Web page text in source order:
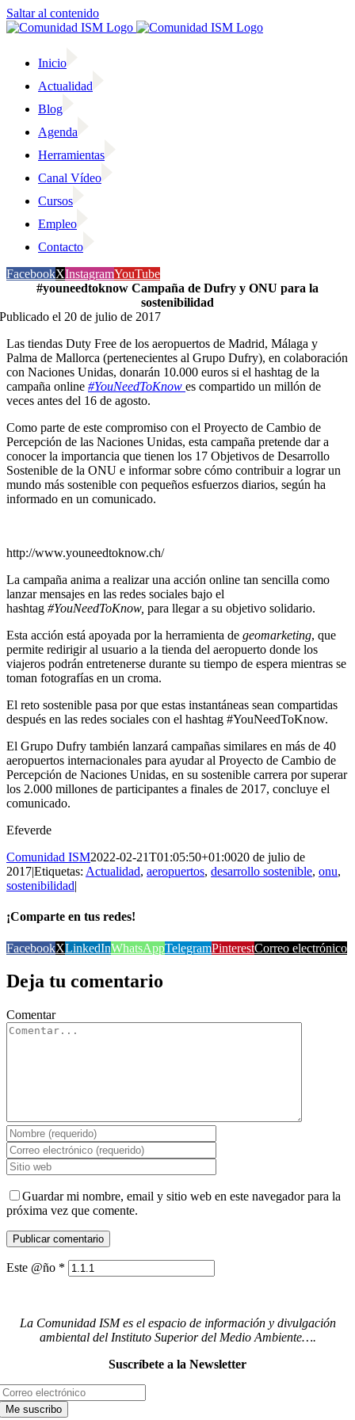
Saltar al contenido
Inicio
Actualidad
Blog
Agenda
Herramientas
Canal Vídeo
Cursos
Empleo
Contacto
FacebookXInstagramYouTube
#youneedtoknow Campaña de Dufry y ONU para la
sostenibilidad
Publicado el 20 de julio de 2017
Las tiendas Duty Free de los aeropuertos de Madrid, Málaga y
Palma de Mallorca (pertenecientes al Grupo Dufry), en colaboración
con Naciones Unidas, donarán 10.000 euros si el hashtag de la
campaña online #YouNeedToKnow es compartido un millón de
veces antes del 16 de agosto.
Como parte de este compromiso con el Proyecto de Cambio de
Percepción de las Naciones Unidas, esta campaña pretende dar a
conocer la importancia que tienen los 17 Objetivos de Desarrollo
Sostenible de la ONU e informar sobre cómo contribuir a lograr un
mundo más sostenible con pequeños esfuerzos diarios, según ha
informado en un comunicado.
http://www.youneedtoknow.ch/
La campaña anima a realizar una acción online tan sencilla como
lanzar mensajes en las redes sociales bajo el
hashtag #YouNeedToKnow, para llegar a su objetivo solidario.
Esta acción está apoyada por la herramienta de geomarketing, que
permite redirigir al usuario a la tienda del aeropuerto donde los
viajeros podrán entretenerse durante su tiempo de espera mientras se
toman fotografías en un croma.
El reto sostenible pasa por que estas instantáneas sean compartidas
después en las redes sociales con el hashtag #YouNeedToKnow.
El Grupo Dufry también lanzará campañas similares en más de 40
aeropuertos internacionales para ayudar al Proyecto de Cambio de
Percepción de Naciones Unidas, en su sostenible carrera por superar
los 2.000 millones de participantes a finales de 2017, concluye el
comunicado.
Efeverde
Comunidad ISM2022-02-21T01:05:50+01:0020 de julio de
2017|Etiquetas: Actualidad, aeropuertos, desarrollo sostenible, onu,
sostenibilidad|
¡Comparte en tus redes!
FacebookXLinkedInWhatsAppTelegramPinterestCorreo electrónico
Deja tu comentario
Comentar
Guardar mi nombre, email y sitio web en este navegador para la
próxima vez que comente.
Este @ño *
La Comunidad ISM es el espacio de información y divulgación
ambiental del Instituto Superior del Medio Ambiente….
Suscríbete a la Newsletter